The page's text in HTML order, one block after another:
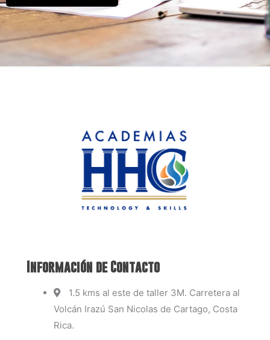
Información de Contacto
1.5 kms al este de taller 3M. Carretera al
Volcán Irazú San Nicolas de Cartago, Costa
Rica.